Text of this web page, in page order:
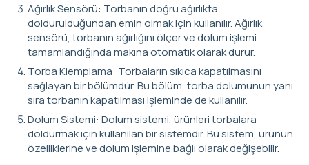
Ağırlık Sensörü: Torbanın doğru ağırlıkta
doldurulduğundan emin olmak için kullanılır. Ağırlık
sensörü, torbanın ağırlığını ölçer ve dolum işlemi
tamamlandığında makina otomatik olarak durur.
Torba Klemplama: Torbaların sıkıca kapatılmasını
sağlayan bir bölümdür. Bu bölüm, torba dolumunun yanı
sıra torbanın kapatılması işleminde de kullanılır.
Dolum Sistemi: Dolum sistemi, ürünleri torbalara
doldurmak için kullanılan bir sistemdir. Bu sistem, ürünün
özelliklerine ve dolum işlemine bağlı olarak değişebilir.